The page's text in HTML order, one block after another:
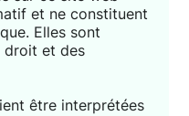
et ne constituent
Elles sont
droit et des
être interprétées